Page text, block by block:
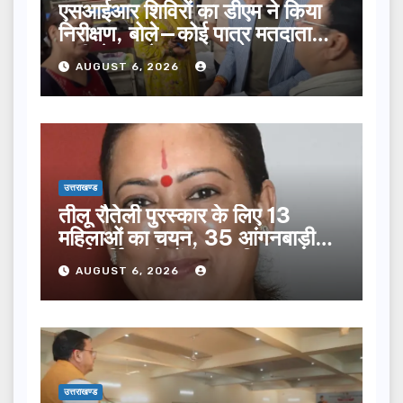
एसआईआर शिविरों का डीएम ने किया
निरीक्षण, बोले—कोई पात्र मतदाता
सूची से न छूटे…
AUGUST 6, 2026
उत्तराखण्ड
तीलू रौतेली पुरस्कार के लिए 13
महिलाओं का चयन, 35 आंगनबाड़ी
कार्यकर्तियां भी होंगी सम्मानित…
AUGUST 6, 2026
उत्तराखण्ड